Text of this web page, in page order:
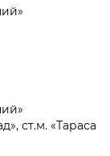
ст.м. «Тараса